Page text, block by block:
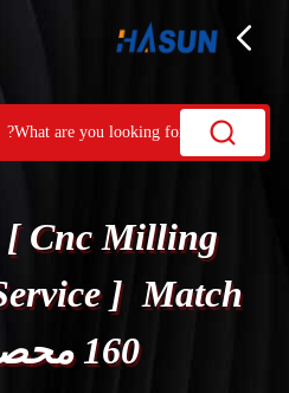
Cnc Milling
] Match
160 محصولات.